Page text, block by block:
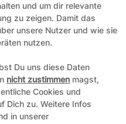
Sonn- und Feiertagen kann
für Anrufe
und um dir relevante
zu zeigen. Damit das
unsere Nutzer und wie sie
nutzen.
Du uns diese Daten
nicht zustimmen magst,
Cookies und
Dich zu. Weitere Infos
in unserer